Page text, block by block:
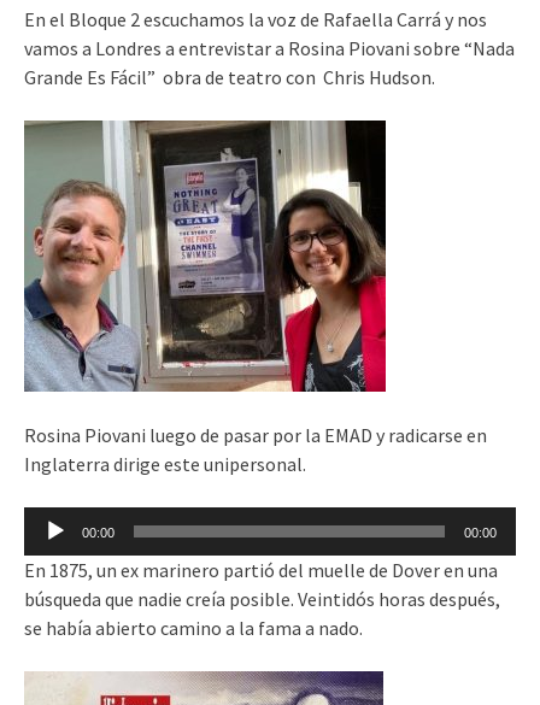
En el Bloque 2 escuchamos la voz de Rafaella Carrá y nos
vamos a Londres a entrevistar a Rosina Piovani sobre “Nada
Grande Es Fácil” obra de teatro con Chris Hudson.
Rosina Piovani luego de pasar por la EMAD y radicarse en
Inglaterra dirige este unipersonal.
Reproductor
audio
00:00 00:00
En 1875, un ex marinero partió del muelle de Dover en una
búsqueda que nadie creía posible. Veintidós horas después,
se había abierto camino a la fama a nado.